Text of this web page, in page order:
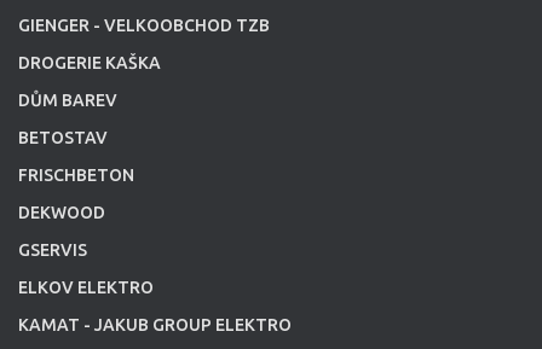
GIENGER - VELKOOBCHOD TZB
DROGERIE KAŠKA
DŮM BAREV
BETOSTAV
FRISCHBETON
DEKWOOD
GSERVIS
ELKOV ELEKTRO
KAMAT - JAKUB GROUP ELEKTRO